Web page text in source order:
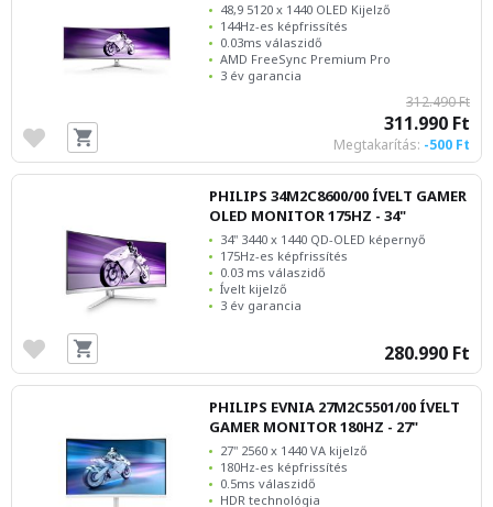
48,9 5120 x 1440 OLED Kijelző
144Hz-es képfrissítés
0.03ms válaszidő
AMD FreeSync Premium Pro
3 év garancia
312.490 Ft
311.990 Ft
Megtakarítás: -500 Ft
PHILIPS 34M2C8600/00 ÍVELT GAMER
OLED MONITOR 175HZ - 34"
34" 3440 x 1440 QD-OLED képernyő
175Hz-es képfrissítés
0.03 ms válaszidő
Ívelt kijelző
3 év garancia
280.990 Ft
PHILIPS EVNIA 27M2C5501/00 ÍVELT
GAMER MONITOR 180HZ - 27"
27" 2560 x 1440 VA kijelző
180Hz-es képfrissítés
0.5ms válaszidő
HDR technológia